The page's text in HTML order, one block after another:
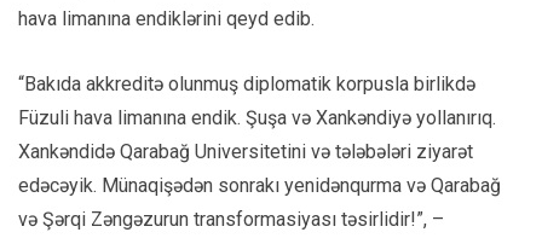
hava limanına endiklərini qeyd edib.
“Bakıda akkreditə olunmuş diplomatik korpusla birlikdə
Füzuli hava limanına endik. Şuşa və Xankəndiyə yollanırıq.
Xankəndidə Qarabağ Universitetini və tələbələri ziyarət
edəcəyik. Münaqişədən sonrakı yenidənqurma və Qarabağ
və Şərqi Zəngəzurun transformasiyası təsirlidir!”, –